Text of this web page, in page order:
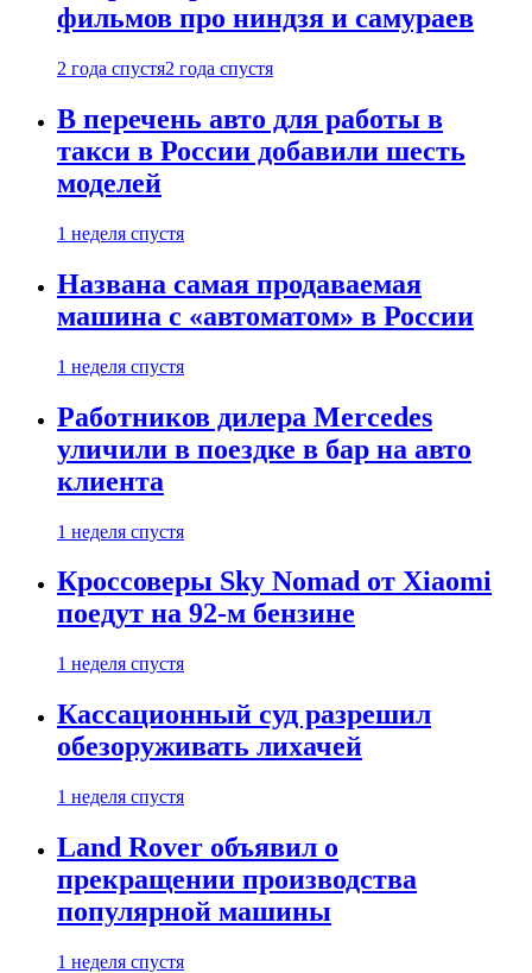
фильмов про ниндзя и самураев
2 года спустя2 года спустя
В перечень авто для работы в
такси в России добавили шесть
моделей
1 неделя спустя
Названа самая продаваемая
машина с «автоматом» в России
1 неделя спустя
Работников дилера Mercedes
уличили в поездке в бар на авто
клиента
1 неделя спустя
Кроссоверы Sky Nomad от Xiaomi
поедут на 92-м бензине
1 неделя спустя
Кассационный суд разрешил
обезоруживать лихачей
1 неделя спустя
Land Rover объявил о
прекращении производства
популярной машины
1 неделя спустя